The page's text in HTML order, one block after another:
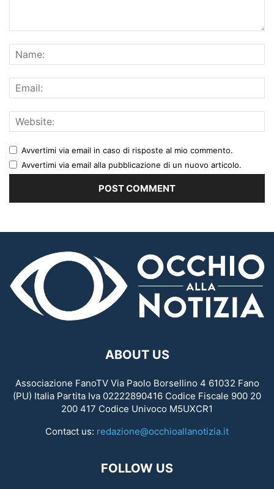
Avvertimi via email in caso di risposte al mio commento.
Avvertimi via email alla pubblicazione di un nuovo articolo.
ABOUT US
Associazione FanoTV Via Paolo Borsellino 4 61032 Fano
(PU) Italia Partita Iva 02222890416 Codice Fiscale 900 20
200 417 Codice Univoco M5UXCR1
Contact us: redazione@occhioallanotizia.it
FOLLOW US